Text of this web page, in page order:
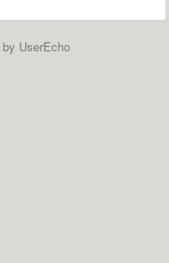
by UserEcho